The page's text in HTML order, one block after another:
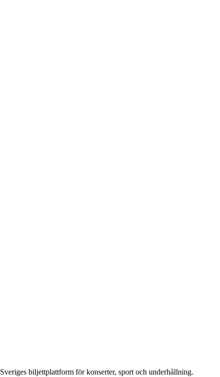
Sveriges biljettplattform för konserter, sport och underhållning.